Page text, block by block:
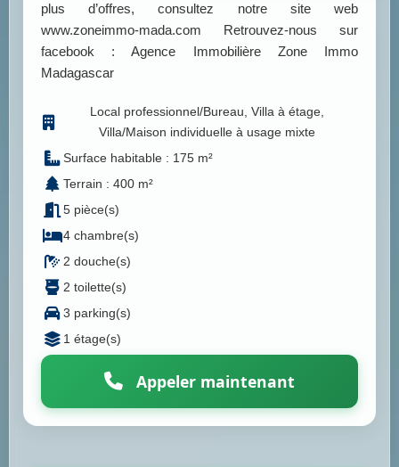
plus d’offres, consultez notre site web
www.zoneimmo-mada.com Retrouvez-nous sur
facebook : Agence Immobilière Zone Immo
Madagascar
Local professionnel/Bureau, Villa à étage,
Villa/Maison individuelle à usage mixte
Surface habitable : 175 m²
Terrain : 400 m²
5 pièce(s)
4 chambre(s)
2 douche(s)
2 toilette(s)
3 parking(s)
1 étage(s)
Appeler maintenant